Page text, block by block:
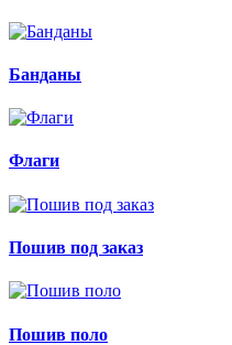
Банданы
Флаги
Пошив под заказ
Пошив поло